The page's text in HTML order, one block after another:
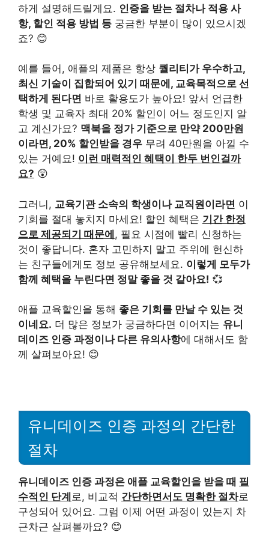
하게 설명해드릴게요. 인증을 받는 절차나 적용 사
항, 할인 적용 방법 등 궁금한 부분이 많이 있으시겠
죠? 😊
예를 들어, 애플의 제품은 항상 퀄리티가 우수하고,
최신 기술이 집합되어 있기 때문에, 교육목적으로 선
택하게 된다면 바로 활용도가 높아요! 앞서 언급한
학생 및 교육자 최대 20% 할인이 어느 정도인지 알
고 계신가요? 맥북을 정가 기준으로 만약 200만원
이라면, 20% 할인받을 경우 무려 40만원을 아낄 수
있는 거예요! 이런 매력적인 혜택이 한두 번인걸까
요? 😲
그러니, 교육기관 소속의 학생이나 교직원이라면 이
기회를 절대 놓치지 마세요! 할인 혜택은 기간 한정
으로 제공되기 때문에, 필요 시점에 빨리 신청하는
것이 좋답니다. 혼자 고민하지 말고 주위에 헌신하
는 친구들에게도 정보 공유해보세요. 이렇게 모두가
함께 혜택을 누린다면 정말 좋을 것 같아요! 💞
애플 교육할인을 통해 좋은 기회를 만날 수 있는 것
이네요. 더 많은 정보가 궁금하다면 이어지는 유니
데이즈 인증 과정이나 다른 유의사항에 대해서도 함
께 살펴보아요! 😊
유니데이즈 인증 과정의 간단한
절차
유니데이즈 인증 과정은 애플 교육할인을 받을 때 필
수적인 단계 로, 비교적 간단하면서도 명확한 절차로
구성되어 있어요. 그럼 이제 어떤 과정이 있는지 차
근차근 살펴볼까요? 😊